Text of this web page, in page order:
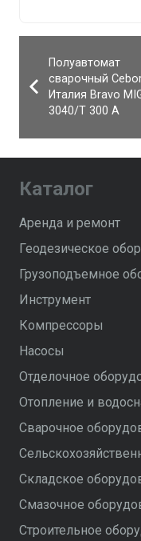
Полуавтомат
сварочный
Италия Bravo
3040/T 300 А
Каталог
Аренда и ремонт
Геодезическое
Грузоподъемное
Инструмент
Компрессоры
Насосы
Отделочное
Отопление и
Сварочное
Складское
Смазочное
Строительное